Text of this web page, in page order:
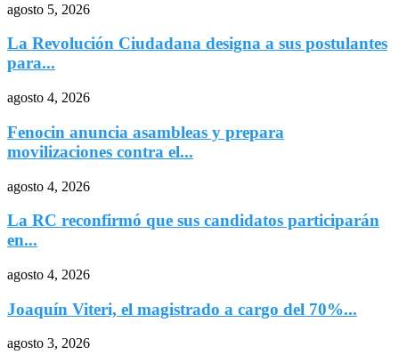
agosto 5, 2026
La Revolución Ciudadana designa a sus postulantes
para...
agosto 4, 2026
Fenocin anuncia asambleas y prepara
movilizaciones contra el...
agosto 4, 2026
La RC reconfirmó que sus candidatos participarán
en...
agosto 4, 2026
Joaquín Viteri, el magistrado a cargo del 70%...
agosto 3, 2026